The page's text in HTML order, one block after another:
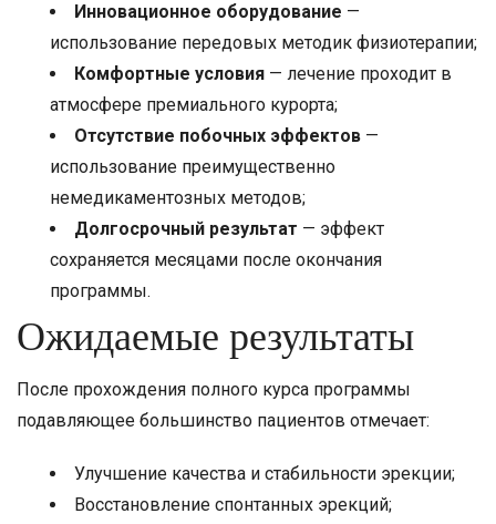
Инновационное оборудование —
использование передовых методик физиотерапии;
Комфортные условия — лечение проходит в
атмосфере премиального курорта;
Отсутствие побочных эффектов —
использование преимущественно
немедикаментозных методов;
Долгосрочный результат — эффект
сохраняется месяцами после окончания
программы.
Ожидаемые результаты
После прохождения полного курса программы
подавляющее большинство пациентов отмечает:
Улучшение качества и стабильности эрекции;
Восстановление спонтанных эрекций;